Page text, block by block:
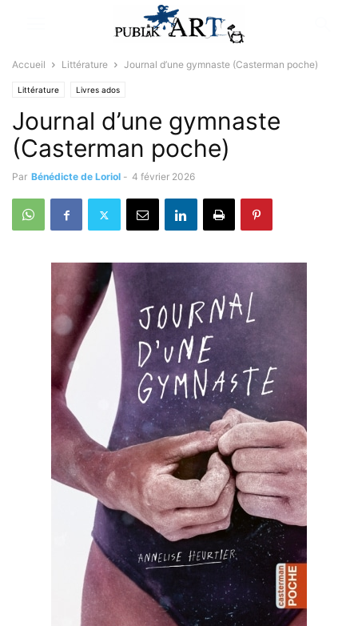
Accueil Littérature Journal d’une gymnaste (Casterman poche)
Littérature Livres ados
Journal d’une gymnaste
(Casterman poche)
Par Bénédicte de Loriol - 4 février 2026